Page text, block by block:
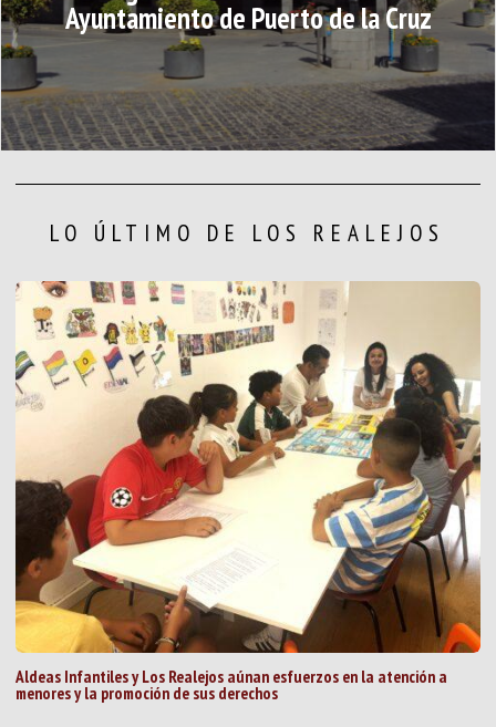
Ayuntamiento de Puerto de la Cruz
LO ÚLTIMO DE LOS REALEJOS
Aldeas Infantiles y Los Realejos aúnan esfuerzos en la atención a
menores y la promoción de sus derechos